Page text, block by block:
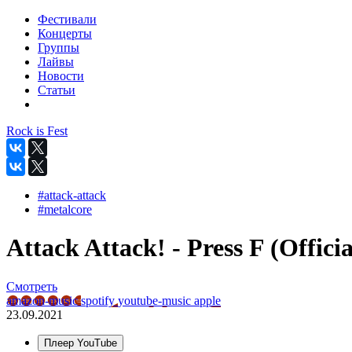
Фестивали
Концерты
Группы
Лайвы
Новости
Статьи
Rock is Fest
#attack-attack
#metalcore
Attack Attack! - Press F
Смотреть
amazon-musicspotifyyoutube-music apple
23.09.2021
Плеер YouTube